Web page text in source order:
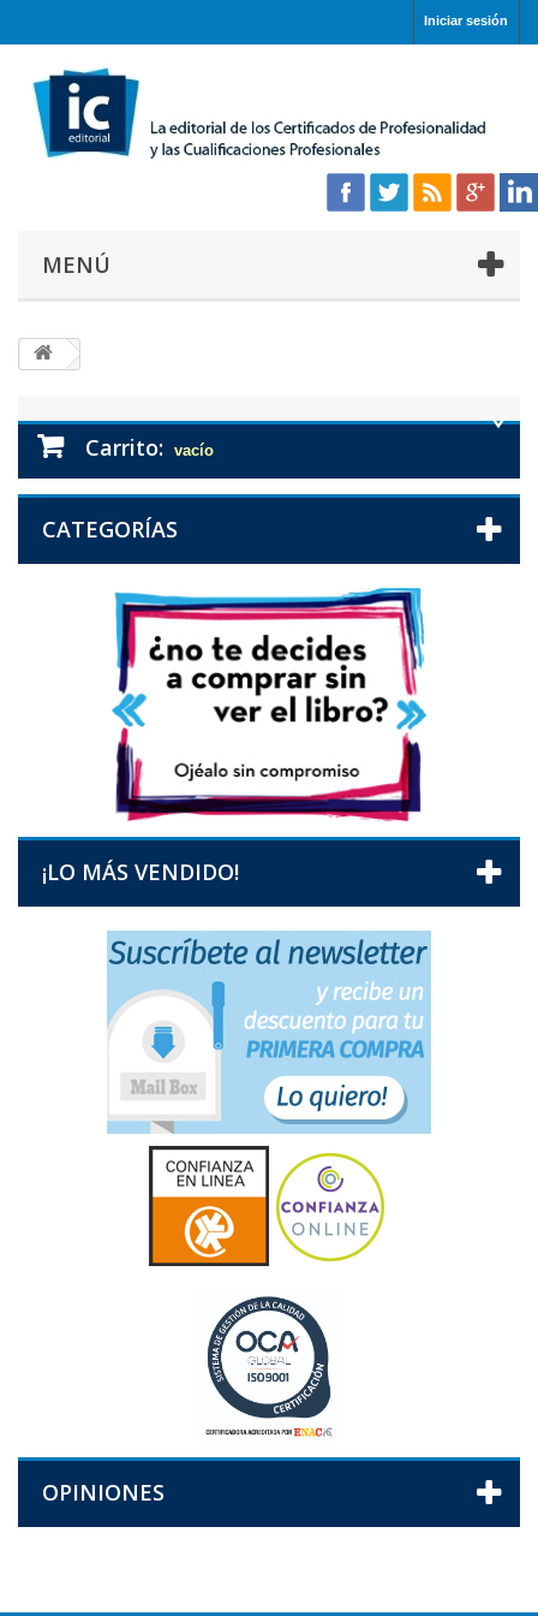
Iniciar sesión
MENÚ
Carrito: vacío
CATEGORÍAS
¡LO MÁS VENDIDO!
OPINIONES